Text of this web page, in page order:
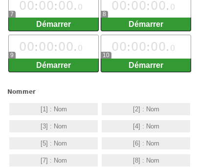
7
00: 00: 00. 0
8
00: 00: 00. 0
9
00: 00: 00. 0
10
00: 00: 00. 0
Nommer